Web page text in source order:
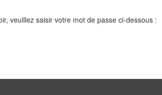
veuillez saisir votre mot de passe ci-dessous :